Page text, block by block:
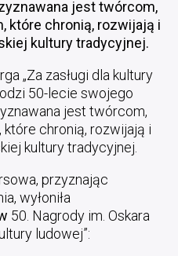
jest twórcom,
które chronią, rozwijają i
kultury tradycyjnej.
„Za zasługi dla kultury
50-lecie swojego
jest twórcom,
chronią, rozwijają i
kultury tradycyjnej.
przyznając
wyłoniła
50. Nagrody im. Oskara
ludowej”: